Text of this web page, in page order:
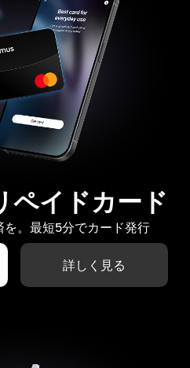
ペイドカード
。最短5分でカード発行
詳しく見る